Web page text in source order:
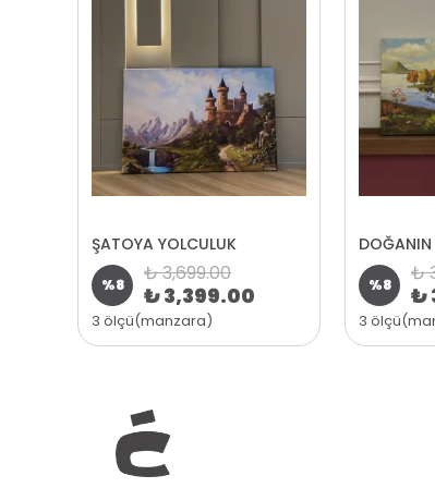
ŞATOYA YOLCULUK
%8 ₺ 3,699.00
₺ 3,399.00
3 ölçü(manzara)
DOĞANIN
%8 ₺
₺
3